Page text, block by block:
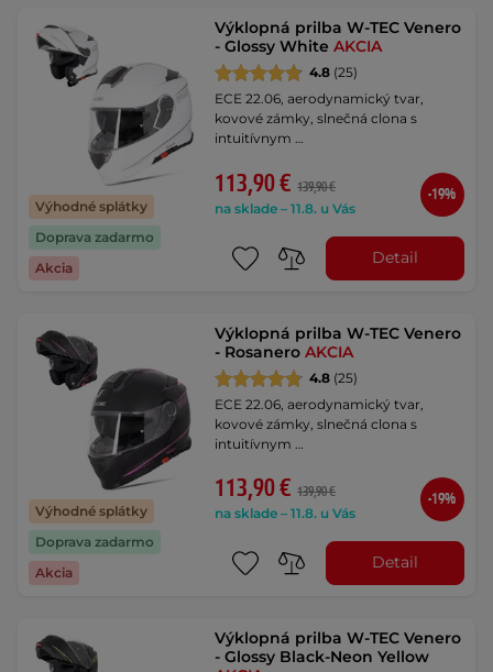
Výhodné splátky
Doprava zadarmo
Akcia
Výklopná prilba W-TEC Venero
- Glossy WhiteAKCIA
4.8 (25)
ECE 22.06, aerodynamický tvar,
kovové zámky, slnečná clona s
intuitívnym …
113,90 € 139,90 €
na sklade – 11.8. u Vás
-19%
Detail
Výhodné splátky
Doprava zadarmo
Akcia
Výklopná prilba W-TEC Venero
- RosaneroAKCIA
4.8 (25)
ECE 22.06, aerodynamický tvar,
kovové zámky, slnečná clona s
intuitívnym …
113,90 € 139,90 €
na sklade – 11.8. u Vás
-19%
Detail
Výklopná prilba W-TEC Venero
- Glossy Black-Neon Yellow